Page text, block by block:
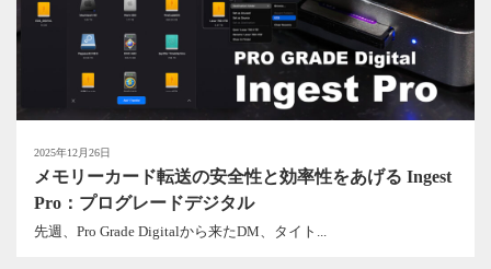
2025年12月26日
メモリーカード転送の安全性と効率性をあげる Ingest
Pro：プログレードデジタル
先週、Pro Grade Digitalから来たDM、タイト...